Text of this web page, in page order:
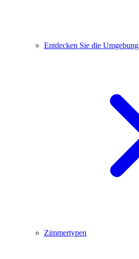
Entdecken Sie die Umgebung
Zimmertypen